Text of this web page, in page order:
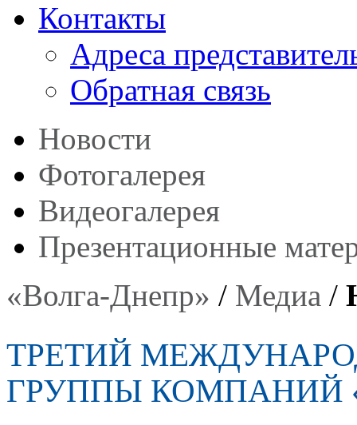
Контакты
Адреса
Обратная связь
Новости
Фотогалерея
Видеогалерея
Презентационные
«Волга-Днепр» / Медиа /
ТРЕТИЙ
ГРУППЫ КОМПАНИЙ